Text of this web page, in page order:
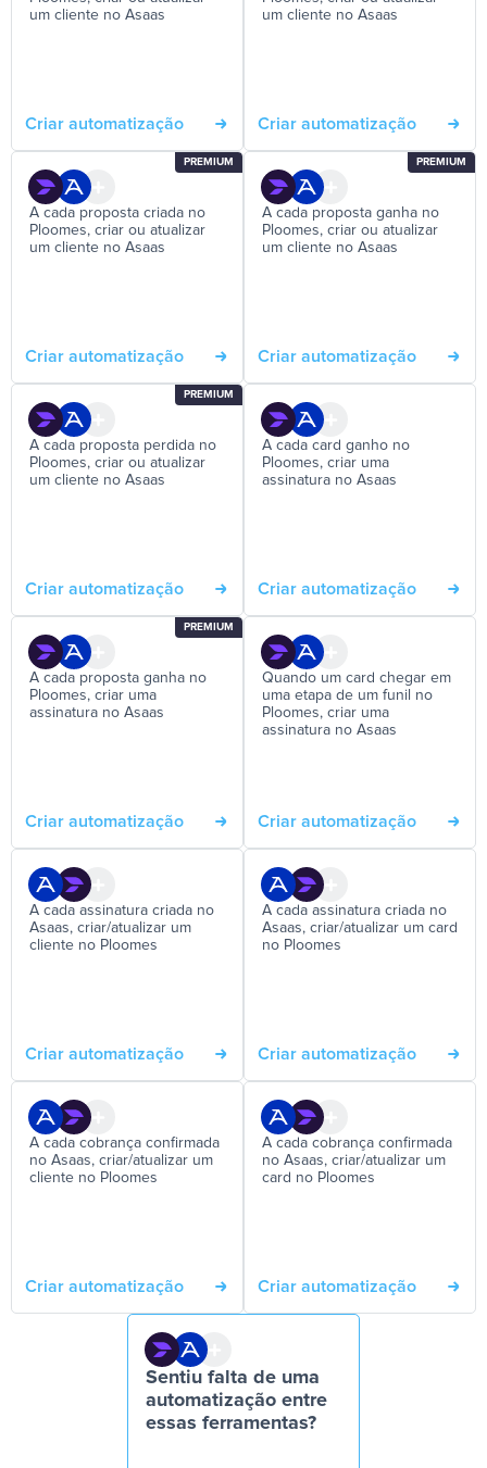
um cliente no Asaas
Criar automatização
um cliente no Asaas
Criar automatização
PREMIUM
A cada proposta criada no
Ploomes, criar ou atualizar
um cliente no Asaas
Criar automatização
PREMIUM
A cada proposta ganha no
Ploomes, criar ou atualizar
um cliente no Asaas
Criar automatização
PREMIUM
A cada proposta perdida no
Ploomes, criar ou atualizar
um cliente no Asaas
Criar automatização
A cada card ganho no
Ploomes, criar uma
assinatura no Asaas
Criar automatização
PREMIUM
A cada proposta ganha no
Ploomes, criar uma
assinatura no Asaas
Criar automatização
Quando um card chegar em
uma etapa de um funil no
Ploomes, criar uma
assinatura no Asaas
Criar automatização
A cada assinatura criada no
Asaas, criar/atualizar um
cliente no Ploomes
Criar automatização
A cada assinatura criada no
Asaas, criar/atualizar um card
no Ploomes
Criar automatização
A cada cobrança confirmada
no Asaas, criar/atualizar um
cliente no Ploomes
Criar automatização
A cada cobrança confirmada
no Asaas, criar/atualizar um
card no Ploomes
Criar automatização
Sentiu falta de uma
automatização entre
essas ferramentas?